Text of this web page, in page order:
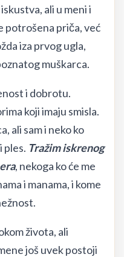
ali u meni i
potrošena priča, već
iza prvog ugla,
muškarca.
i dobrotu.
koji imaju smisla.
ali sam i neko ko
ples. Tražim iskrenog
, nekoga ko će me
i manama, i kome
života, ali
još uvek postoji